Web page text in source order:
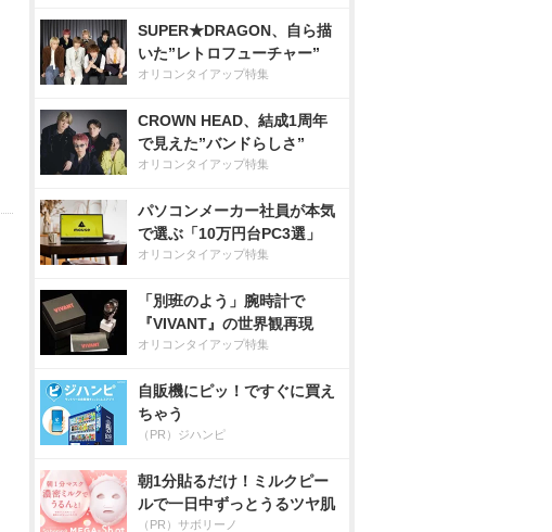
SUPER★DRAGON、自ら描
いた”レトロフューチャー”
オリコンタイアップ特集
CROWN HEAD、結成1周年
で見えた”バンドらしさ”
オリコンタイアップ特集
パソコンメーカー社員が本気
で選ぶ「10万円台PC3選」
オリコンタイアップ特集
「別班のよう」腕時計で
『VIVANT』の世界観再現
オリコンタイアップ特集
自販機にピッ！ですぐに買え
ちゃう
（PR）ジハンピ
朝1分貼るだけ！ミルクピー
ルで一日中ずっとうるツヤ肌
（PR）サボリーノ